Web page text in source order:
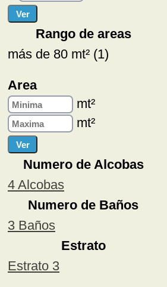
Rango de areas
más de 80 mt² (1)
Area
mt²
mt²
Numero de Alcobas
4 Alcobas
Numero de Baños
3 Baños
Estrato
Estrato 3